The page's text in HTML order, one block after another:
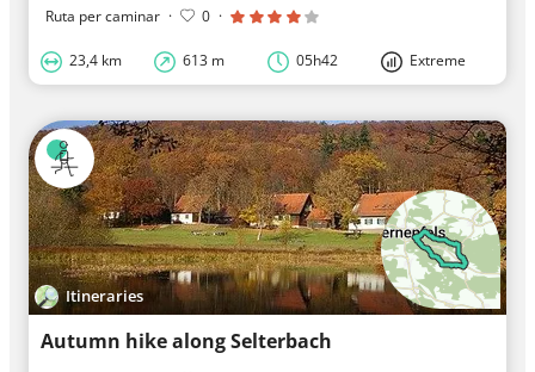
Ruta per caminar · 0 ·
23,4 km 613 m 05h42 Extreme
Itineraries
Autumn hike along Selterbach